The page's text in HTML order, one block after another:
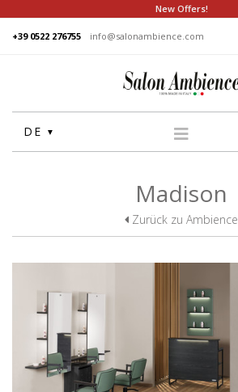
New Offers!
+39 0522 276755 info@salonambience.com
STUHLE
FRISEUR SPIEGEL
THEKEN
WARTEBEREICH
DE
Madison
Zurück zu Ambience